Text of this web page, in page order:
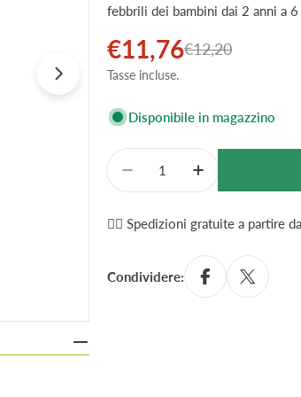
Apri supporto 1 in modalità modale
febbrili dei bambini dai 2 anni a 6
Prezzo
di
vendita
€11,76
Prezzo
normale
€12,20
Tasse incluse.
Disponibile in magazzino
Quantità
Diminuisci La Quantità
Aumenta La
✌🏼 Spedizioni gratuite a partire
Condividere: